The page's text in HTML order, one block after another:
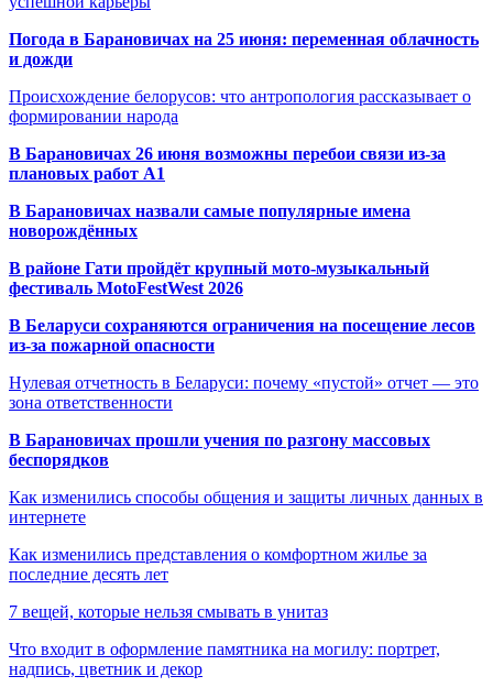
Погода в Барановичах на 25 июня: переменная облачность
и дожди
Происхождение белорусов: что антропология рассказывает о
формировании народа
В Барановичах 26 июня возможны перебои связи из-за
плановых работ A1
В Барановичах назвали самые популярные имена
новорождённых
В районе Гати пройдёт крупный мото-музыкальный
фестиваль MotoFestWest 2026
В Беларуси сохраняются ограничения на посещение лесов
из-за пожарной опасности
Нулевая отчетность в Беларуси: почему «пустой» отчет — это
зона ответственности
В Барановичах прошли учения по разгону массовых
беспорядков
Как изменились способы общения и защиты личных данных в
интернете
Как изменились представления о комфортном жилье за
последние десять лет
7 вещей, которые нельзя смывать в унитаз
Что входит в оформление памятника на могилу: портрет,
надпись, цветник и декор